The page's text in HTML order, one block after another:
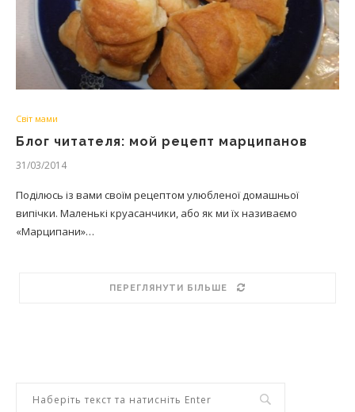
Світ мами
Блог читателя: мой рецепт марципанов
31/03/2014
Поділюсь із вами своїм рецептом улюбленої домашньої
випічки. Маленькі круасанчики, або як ми їх називаємо
«Марципани»…
ПЕРЕГЛЯНУТИ БІЛЬШЕ